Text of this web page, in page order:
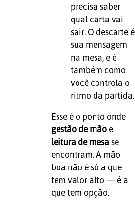
precisa saber
qual carta vai
sair. O descarte é
sua mensagem
na mesa, e é
também como
você controla o
ritmo da partida.
Esse é o ponto onde
gestão de mãoe
leitura de mesa se
encontram. A mão
boa não é só a que
tem valor alto — é a
que tem opção.